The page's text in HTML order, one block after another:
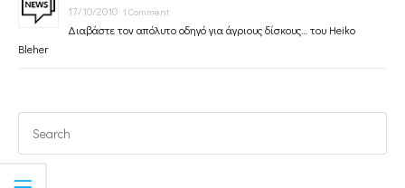
17/10/2010 1 Comment
Διαβάστε τον απόλυτο οδηγό για άγριους δίσκους… του Heiko
Bleher